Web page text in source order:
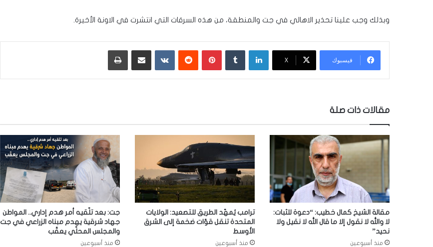
وبذلك وجب علينا تحذير الاهالي في جت والمنطقة، من هذه السرقات التي انتشرت في الاونة الأخيرة.
فيسبوك ‫X
لينكدإن بينتيريست ‏VKontakte
مقالات ذات صلة
مقالة الشيخ كمال خطيب: “دعوة للثبات:
لا والله لا نقول إلا ما قال الله لا نقيل ولا
نحيد”
منذ أسبوعين
ترامب يُمهّد الطريق للتصعيد: الولايات
المتحدة تنقل قوّات ضخمة إلى الشرق
الأوسط
منذ أسبوعين
جت: بعد تلّقيه أمر هدم إداري.. المواطن
جهاد شرقية يهدم مبناه الزراعي في جت
والمجلس المحلّي يعقّب
منذ أسبوعين